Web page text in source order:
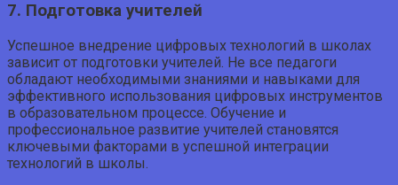
7. Подготовка учителей
Успешное внедрение цифровых технологий в школах
зависит от подготовки учителей. Не все педагоги
обладают необходимыми знаниями и навыками для
эффективного использования цифровых инструментов
в образовательном процессе. Обучение и
профессиональное развитие учителей становятся
ключевыми факторами в успешной интеграции
технологий в школы.